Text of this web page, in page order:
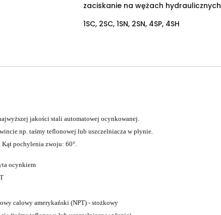
zaciskanie na wężach hydraulicznych
1SC, 2SC, 1SN, 2SN, 4SP, 4SH
jakości stali automatowej ocynkowanej.
np. taśmy teflonowej lub uszczelniacza w płynie.
pochylenia zwoju: 60°.
ocynkiem
calowy amerykański (NPT) - stożkowy